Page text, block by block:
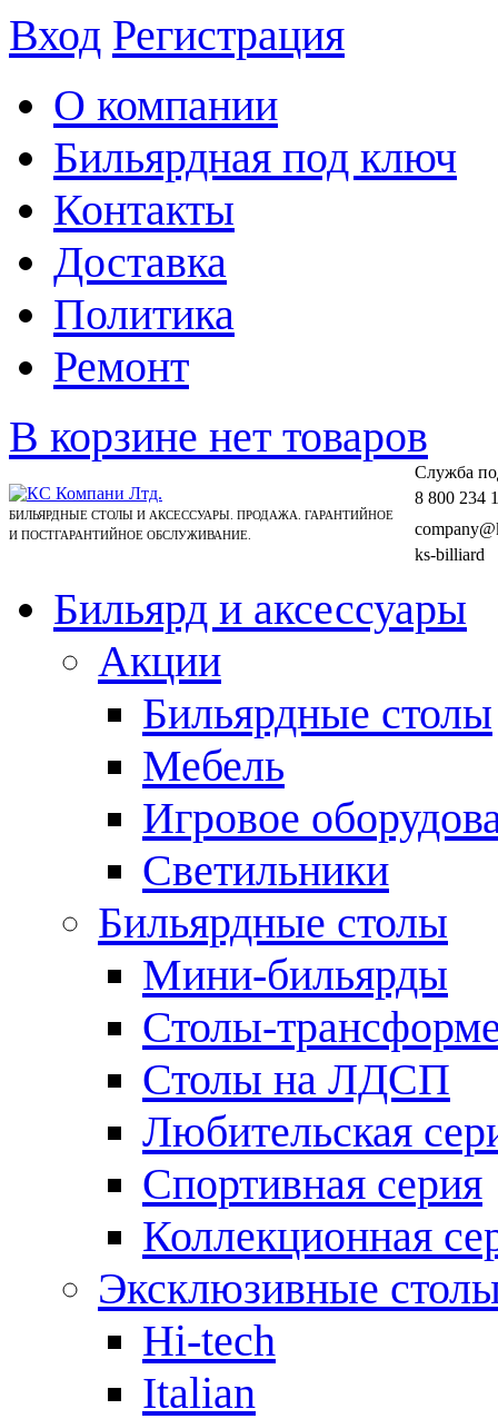
Вход Регистрация
О компании
Бильярдная под ключ
Контакты
Доставка
Политика
Ремонт
В корзине нет товаров
БИЛЬЯРДНЫЕ СТОЛЫ И АКСЕССУАРЫ. ПРОДАЖА. ГАРАНТИЙНОЕ
И ПОСТГАРАНТИЙНОЕ ОБСЛУЖИВАНИЕ.
Cлужба
8 800 234
ks-billiard
Бильярд и аксессуары
Акции
Бильярдные столы
Мебель
Игровое
Светильники
Бильярдные столы
Мини-бильярды
Столы-
Столы на ЛДСП
Любительская
Спортивная серия
Коллекционная
Эксклюзивные
Hi-tech
Italian